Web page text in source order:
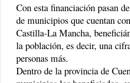
Con esta financiación pasan
de municipios que cuentan
Castilla-La Mancha,
la población, es decir, una
personas más.
Dentro de la provincia de